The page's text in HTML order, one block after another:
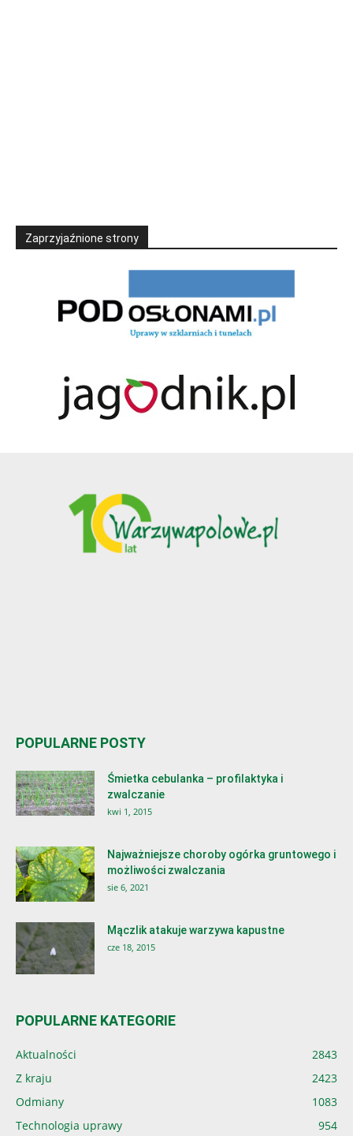
Zaprzyjaźnione strony
POPULARNE POSTY
Śmietka cebulanka – profilaktyka i
zwalczanie
kwi 1, 2015
Najważniejsze choroby ogórka gruntowego i
możliwości zwalczania
sie 6, 2021
Mączlik atakuje warzywa kapustne
cze 18, 2015
POPULARNE KATEGORIE
Aktualności
2843
Z kraju
2423
Odmiany
1083
Technologia uprawy
954